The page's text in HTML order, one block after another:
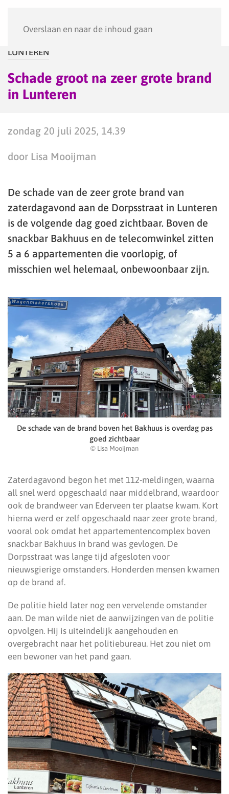
Overslaan en naar de inhoud gaan
LUNTEREN
Schade groot na zeer grote brand
in Lunteren
zondag 20 juli 2025, 14.39
door Lisa Mooijman
De schade van de zeer grote brand van
zaterdagavond aan de Dorpsstraat in Lunteren
is de volgende dag goed zichtbaar. Boven de
snackbar Bakhuus en de telecomwinkel zitten
5 a 6 appartementen die voorlopig, of
misschien wel helemaal, onbewoonbaar zijn.
De schade van de brand boven het Bakhuus is overdag pas
goed zichtbaar
© Lisa Mooijman
Zaterdagavond begon het met 112-meldingen, waarna
all snel werd opgeschaald naar middelbrand, waardoor
ook de brandweer van Ederveen ter plaatse kwam. Kort
hierna werd er zelf opgeschaald naar zeer grote brand,
vooral ook omdat het appartementencomplex boven
snackbar Bakhuus in brand was gevlogen. De
Dorpsstraat was lange tijd afgesloten voor
nieuwsgierige omstanders. Honderden mensen kwamen
op de brand af.
De politie hield later nog een vervelende omstander
aan. De man wilde niet de aanwijzingen van de politie
opvolgen. Hij is uiteindelijk aangehouden en
overgebracht naar het politiebureau. Het zou niet om
een bewoner van het pand gaan.